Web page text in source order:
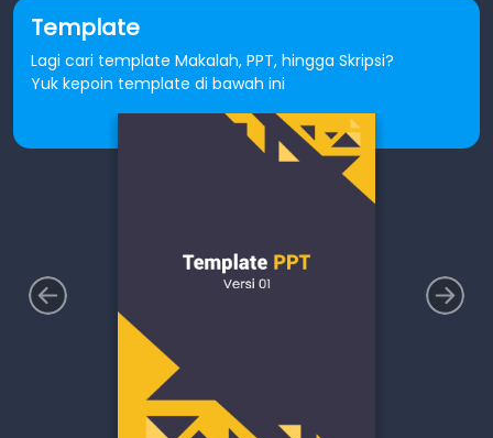
Template
Lagi cari template Makalah, PPT, hingga Skripsi?
Yuk kepoin template di bawah ini